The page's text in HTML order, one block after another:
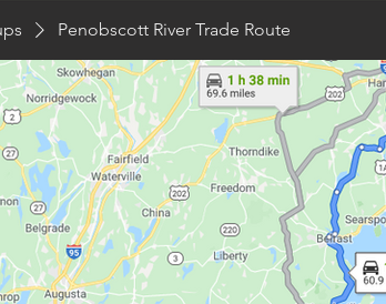
Penobscott River Trade Route